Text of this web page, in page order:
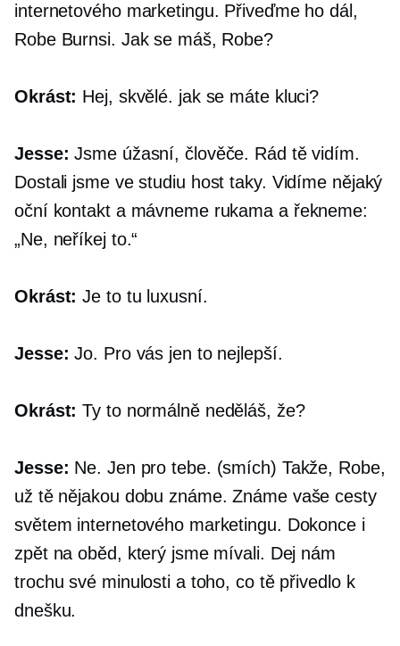
internetového marketingu. Přiveďme ho dál,
Robe Burnsi. Jak se máš, Robe?
Okrást: Hej, skvělé. jak se máte kluci?
Jesse: Jsme úžasní, člověče. Rád tě vidím.
Dostali jsme ve studiu host taky. Vidíme nějaký
oční kontakt a mávneme rukama a řekneme:
„Ne, neříkej to.“
Okrást: Je to tu luxusní.
Jesse: Jo. Pro vás jen to nejlepší.
Okrást: Ty to normálně neděláš, že?
Jesse: Ne. Jen pro tebe. (smích) Takže, Robe,
už tě nějakou dobu známe. Známe vaše cesty
světem internetového marketingu. Dokonce i
zpět na oběd, který jsme mívali. Dej nám
trochu své minulosti a toho, co tě přivedlo k
dnešku.